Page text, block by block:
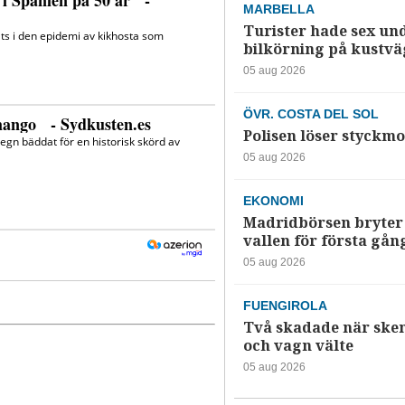
MARBELLA
Turister hade sex
bilkörning på
05 aug 2026
ÖVR. COSTA DEL SOL
Polisen löser
05 aug 2026
EKONOMI
Madridbörsen bryter
vallen för första
05 aug 2026
FUENGIROLA
Två skadade när
och vagn välte
05 aug 2026